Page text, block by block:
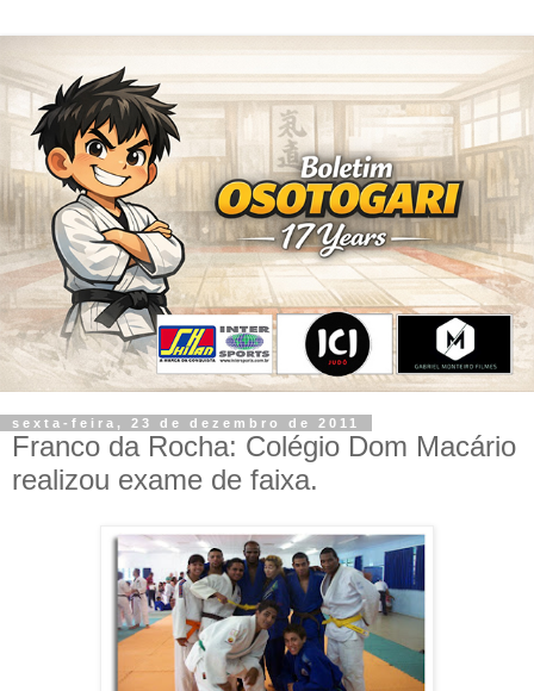
sexta-feira, 23 de dezembro de 2011
Franco da Rocha: Colégio Dom Macário
realizou exame de faixa.